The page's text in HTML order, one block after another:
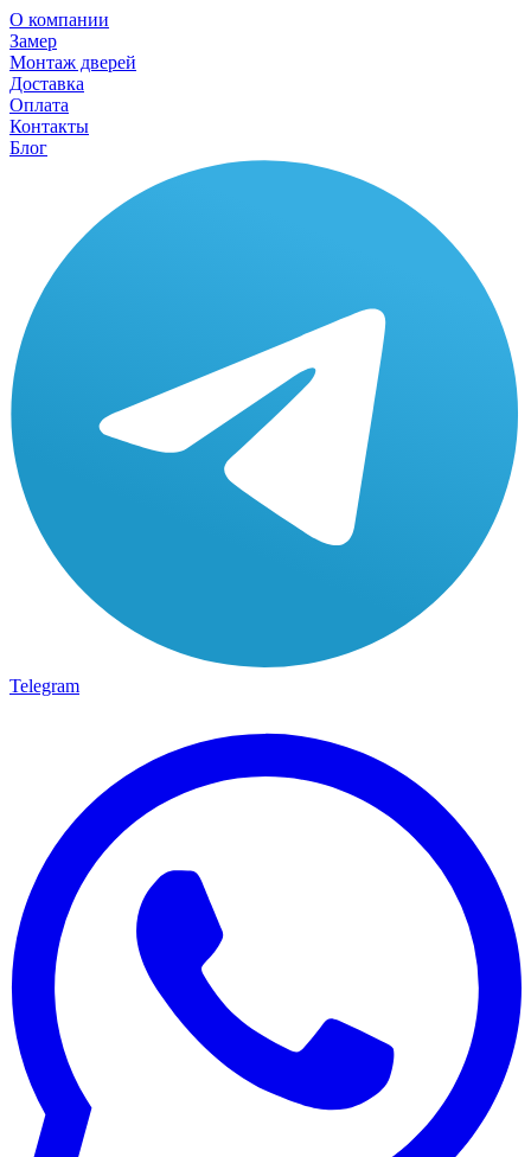
О компании
Замер
Монтаж дверей
Доставка
Оплата
Контакты
Блог
Telegram